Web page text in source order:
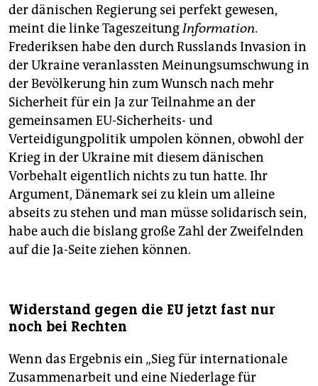
der dänischen Regierung sei perfekt gewesen,
meint die linke TageszeitungInformation.
Frederiksen habe den durch Russlands Invasion in
der Ukraine veranlassten Meinungsumschwung in
der Bevölkerung hin zum Wunsch nach mehr
Sicherheit für ein Ja zur Teilnahme an der
gemeinsamen EU-Sicherheits- und
Verteidigungpolitik umpolen können, obwohl der
Krieg in der Ukraine mit diesem dänischen
Vorbehalt eigentlich nichts zu tun hatte. Ihr
Argument, Dänemark sei zu klein um alleine
abseits zu stehen und man müsse solidarisch sein,
habe auch die bislang große Zahl der Zweifelnden
auf die Ja-Seite ziehen können.
Widerstand gegen die EU jetzt fast nur
noch bei Rechten
Wenn das Ergebnis ein „Sieg für internationale
Zusammenarbeit und eine Niederlage für